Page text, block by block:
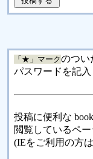
「★」マークのつい
パスワードを記
投稿に便利な
閲覧しているペ
(IEをご利用の方